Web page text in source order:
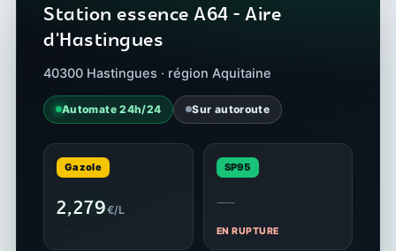
Station essence A64 - Aire
d'Hastingues
40300 Hastingues · région Aquitaine
Automate 24h/24 Sur autoroute
Gazole
2,279€/L
SP95
—
EN RUPTURE